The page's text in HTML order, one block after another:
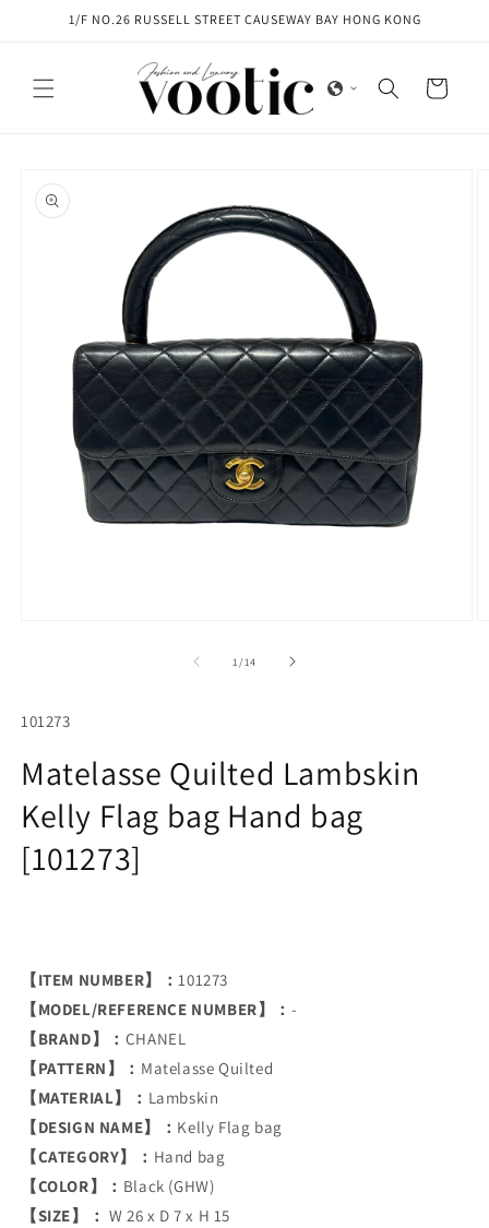
Skip to1/F NO.26 RUSSELL STREET CAUSEWAY BAY HONG KONG
Cart
product
information
1/of
14
SKU:
101273
Matelasse Quilted Lambskin
Kelly Flag bag Hand bag
[101273]
【ITEM NUMBER】：101273
【MODEL/REFERENCE NUMBER】： -
【BRAND】： CHANEL
【PATTERN】： Matelasse Quilted
【MATERIAL】： Lambskin
【DESIGN NAME】： Kelly Flag bag
【CATEGORY】： Hand bag
【COLOR】： Black (GHW)
【SIZE】： W 26 x D 7 x H 15